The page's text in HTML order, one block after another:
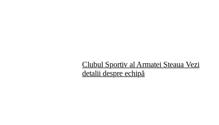
Clubul Sportiv al Armatei Steaua Vezi
detalii despre echipă